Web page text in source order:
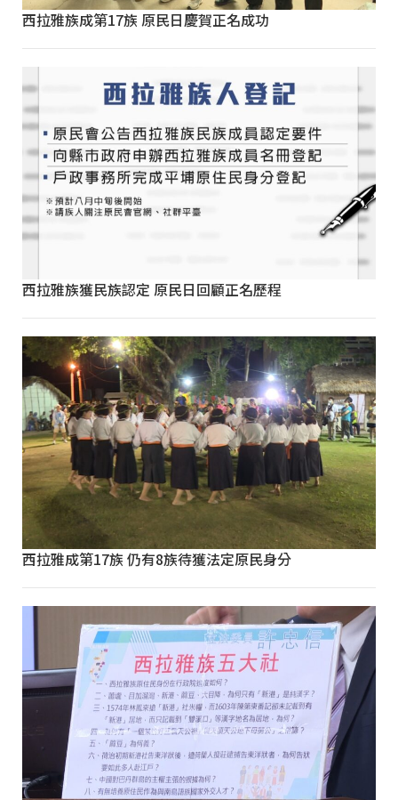
西拉雅族成第17族 原民日慶賀正名成功
西拉雅族獲民族認定 原民日回顧正名歷程
西拉雅成第17族 仍有8族待獲法定原民身分